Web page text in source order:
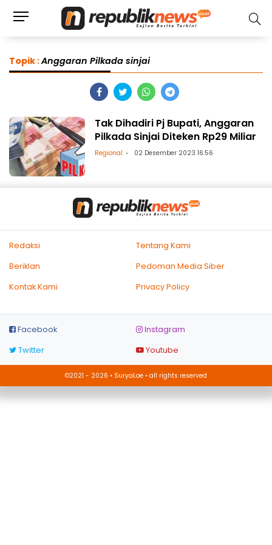
Topik :Anggaran Pilkada sinjai
Tak Dihadiri Pj Bupati, Anggaran
Pilkada Sinjai Diteken Rp29 Miliar
Regional 02 Desember 2023 16:56
Redaksi
Tentang Kami
Beriklan
Pedoman Media Siber
Kontak Kami
Privacy Policy
Facebook
Instagram
Twitter
Youtube
©2021 - 2026 • SuryaLoe • all rights reserved